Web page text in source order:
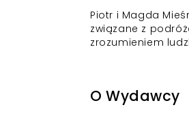
Piotr i Magda
związane z
zrozumieniem
O Wydawcy